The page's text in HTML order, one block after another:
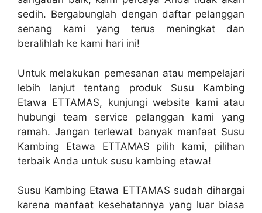
sedih. Bergabunglah dengan daftar pelanggan
senang kami yang terus meningkat dan
beralihlah ke kami hari ini!
Untuk melakukan pemesanan atau mempelajari
lebih lanjut tentang produk Susu Kambing
Etawa ETTAMAS, kunjungi website kami atau
hubungi team service pelanggan kami yang
ramah. Jangan terlewat banyak manfaat Susu
Kambing Etawa ETTAMAS pilih kami, pilihan
terbaik Anda untuk susu kambing etawa!
Susu Kambing Etawa ETTAMAS sudah dihargai
karena manfaat kesehatannya yang luar biasa